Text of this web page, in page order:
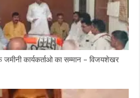
जमीनी कार्यकर्ताओ का सम्मान – विजयशेखर